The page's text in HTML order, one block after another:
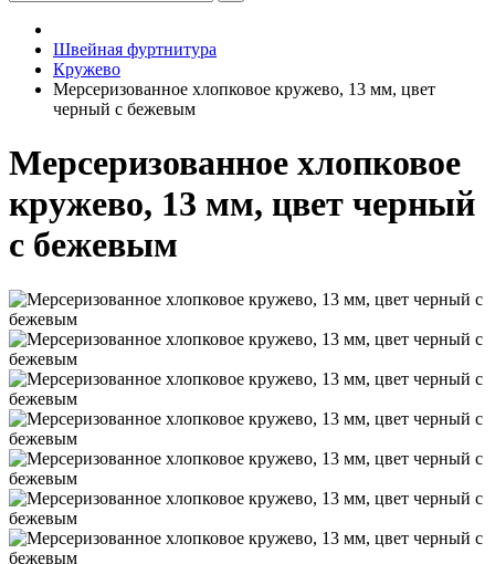
Швейная фуртнитура
Кружево
Мерсеризованное хлопковое кружево, 13 мм, цвет
черный с бежевым
Мерсеризованное хлопковое
кружево, 13 мм, цвет черный
с бежевым